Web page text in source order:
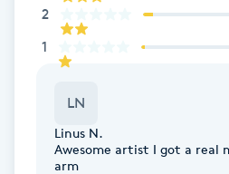
Extensions borttagning
Face framing
2
1
LN
Linus N.
Awesome artist I got a real masterpiece in my
arm